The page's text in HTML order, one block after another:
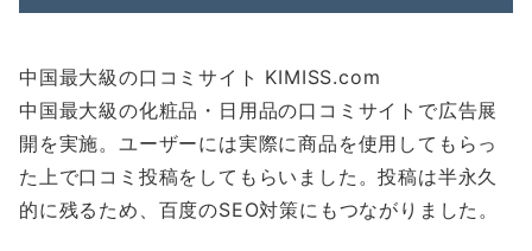
中国最大級の口コミサイト KIMISS.com
中国最大級の化粧品・日用品の口コミサイトで広告展
開を実施。ユーザーには実際に商品を使用してもらっ
た上で口コミ投稿をしてもらいました。投稿は半永久
的に残るため、百度のSEO対策にもつながりました。